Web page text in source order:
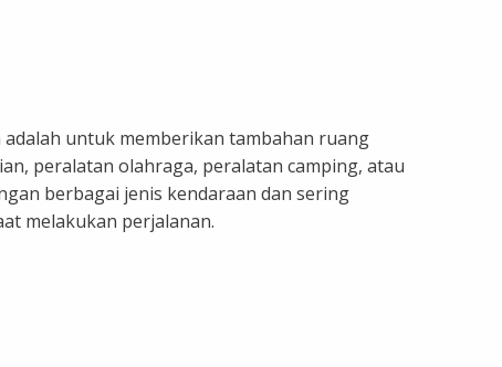
adalah untuk memberikan tambahan ruang
peralatan olahraga, peralatan camping, atau
berbagai jenis kendaraan dan sering
melakukan perjalanan.